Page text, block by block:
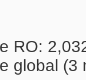
RO:
global (3